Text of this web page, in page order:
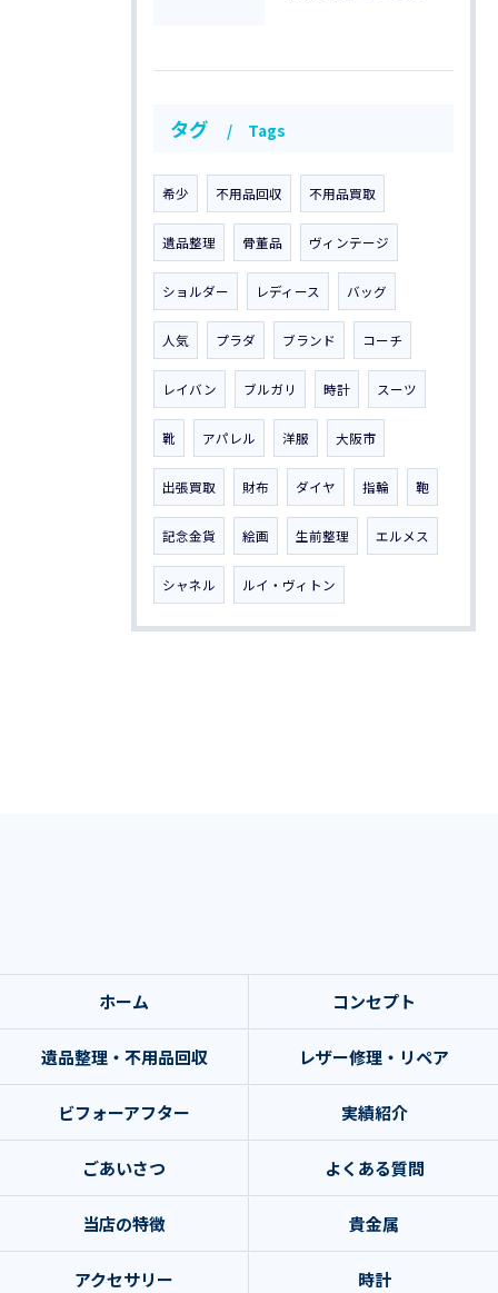
タグ Tags
希少 不用品回収 不用品買取
遺品整理 骨董品 ヴィンテージ
ショルダー レディース バッグ
人気 プラダ ブランド コーチ
レイバン ブルガリ 時計 スーツ
靴 アパレル 洋服 大阪市
出張買取 財布 ダイヤ 指輪 鞄
記念金貨 絵画 生前整理 エルメス
シャネル ルイ・ヴィトン
ホーム コンセプト
遺品整理・不用品回収 レザー修理・リペア
ビフォーアフター 実績紹介
ごあいさつ よくある質問
当店の特徴 貴金属
アクセサリー 時計